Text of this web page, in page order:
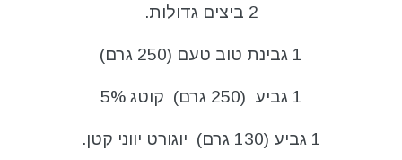
2 ביצים גדולות.
1 גבינת טוב טעם (250 גרם)
1 גביע (250 גרם) קוטג 5%
1 גביע (130 גרם) יוגורט יווני קטן.